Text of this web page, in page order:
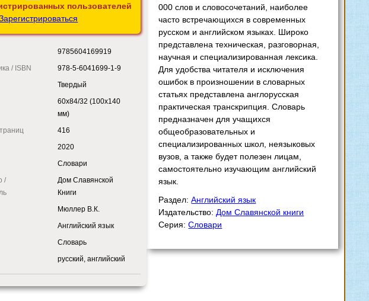
пользователей
9785604169919
/ ISBN
978-5-6041699-1-9
Твердый
60x84/32 (100x140
мм)
416
2020
Словари
/
Дом Славянской
Книги
Мюллер В.К.
Английский язык
Словарь
русский, английский
000 слов и словосочетаний, наиболее
часто встречающихся в современных
русском и английском языках. Широко
представлена техническая, разговорная,
научная и специализированная лексика.
Для удобства читателя и исключения
ошибок в произношении в словарных
статьях представлена англорусская
практическая транскрипция. Словарь
предназначен для учащихся
общеобразовательных и
специализированных школ, неязыковых
вузов, а также будет полезен лицам,
самостоятельно изучающим английский
язык.
Раздел:Английский язык
Издательство: Дом Славянской книги
Серия:Словари